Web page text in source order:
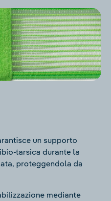
un supporto
tarsica durante la
proteggendola da
mediante